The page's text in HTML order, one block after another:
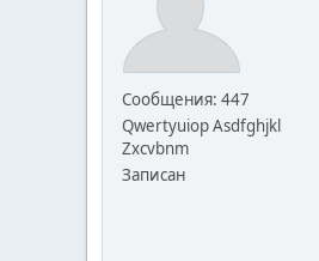
Сообщения: 447
Qwertyuiop Asdfghjkl
Zxcvbnm
Записан